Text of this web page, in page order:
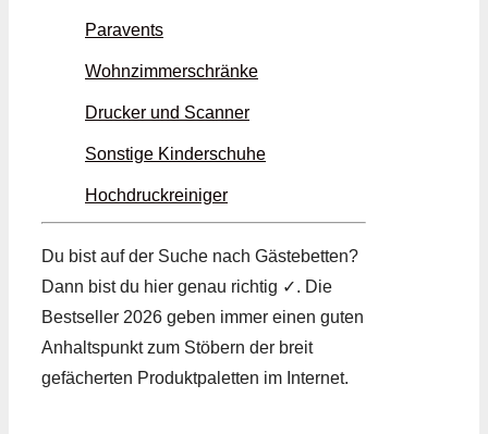
Paravents
Wohnzimmerschränke
Drucker und Scanner
Sonstige Kinderschuhe
Hochdruckreiniger
Du bist auf der Suche nach Gästebetten?
Dann bist du hier genau richtig ✓. Die
Bestseller 2026 geben immer einen guten
Anhaltspunkt zum Stöbern der breit
gefächerten Produktpaletten im Internet.